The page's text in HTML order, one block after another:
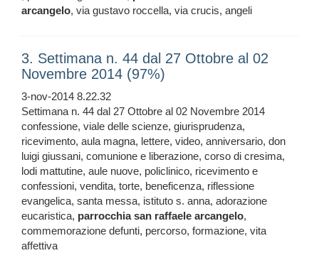
arcangelo, via gustavo roccella, via crucis, angeli
3. Settimana n. 44 dal 27 Ottobre al 02
Novembre 2014 (97%)
3-nov-2014 8.22.32
Settimana n. 44 dal 27 Ottobre al 02 Novembre 2014
confessione, viale delle scienze, giurisprudenza,
ricevimento, aula magna, lettere, video, anniversario, don
luigi giussani, comunione e liberazione, corso di cresima,
lodi mattutine, aule nuove, policlinico, ricevimento e
confessioni, vendita, torte, beneficenza, riflessione
evangelica, santa messa, istituto s. anna, adorazione
eucaristica, parrocchia san raffaele arcangelo,
commemorazione defunti, percorso, formazione, vita
affettiva